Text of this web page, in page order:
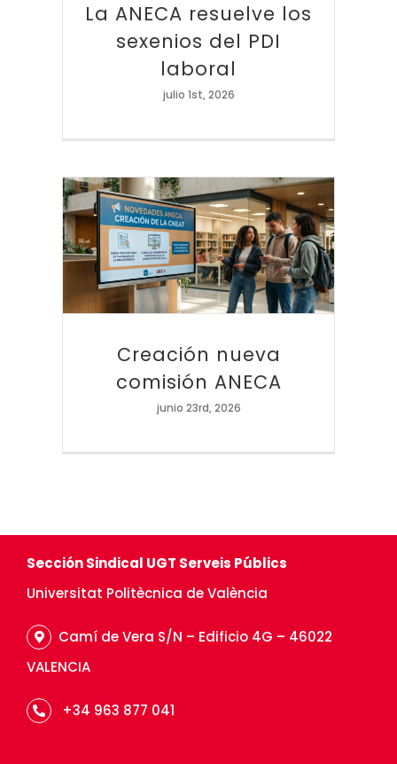
La ANECA resuelve los
sexenios del PDI
laboral
julio 1st, 2026
Creación nueva
comisión ANECA
junio 23rd, 2026
Sección Sindical UGT Serveis Públics
Universitat Politècnica de València
Camí de Vera S/N – Edificio 4G – 46022
VALENCIA
+34 963 877 041